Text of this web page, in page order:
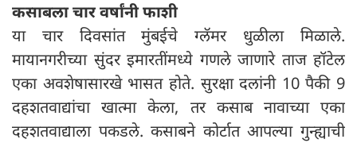
कसाबला चार वर्षांनी फाशी
या चार दिवसांत मुंबईचे ग्लॅमर धुळीला मिळाले.
मायानगरीच्या सुंदर इमारतींमध्ये गणले जाणारे ताज हॉटेल
एका अवशेषासारखे भासत होते. सुरक्षा दलांनी 10 पैकी 9
दहशतवाद्यांचा खात्मा केला, तर कसाब नावाच्या एका
दहशतवाद्याला पकडले. कसाबने कोर्टात आपल्या गुन्ह्याची